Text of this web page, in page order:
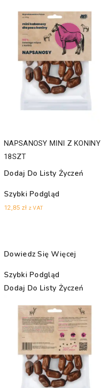
NAPSANOSY MINI Z KONINY
18SZT
Dodaj Do Listy Życzeń
Szybki Podgląd
12,85 zł z VAT
Dowiedz Się Więcej
Szybki Podgląd
Dodaj Do Listy Życzeń